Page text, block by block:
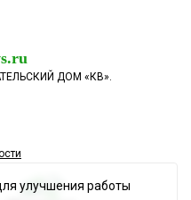
ДОМ «КВ».
улучшения работы